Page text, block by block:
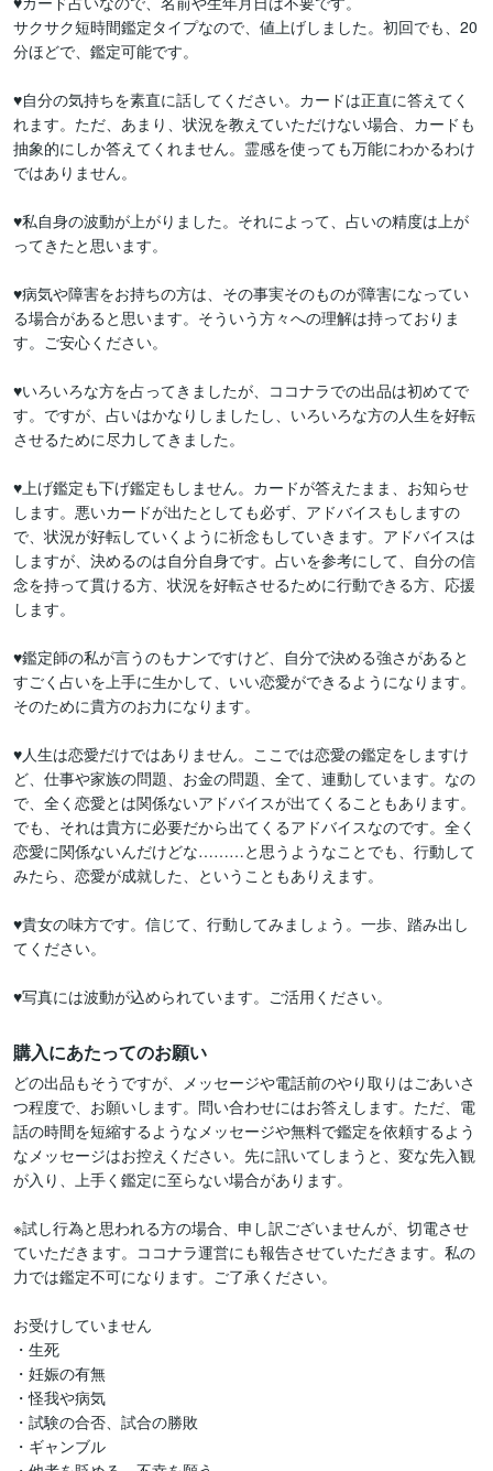
サクサク短時間鑑定タイプなので、値上げしました。初回でも、20
分ほどで、鑑定可能です。
♥自分の気持ちを素直に話してください。カードは正直に答えてく
れます。ただ、あまり、状況を教えていただけない場合、カードも
抽象的にしか答えてくれません。霊感を使っても万能にわかるわけ
ではありません。
♥私自身の波動が上がりました。それによって、占いの精度は上が
ってきたと思います。
♥病気や障害をお持ちの方は、その事実そのものが障害になってい
る場合があると思います。そういう方々への理解は持っておりま
す。ご安心ください。
♥いろいろな方を占ってきましたが、ココナラでの出品は初めてで
す。ですが、占いはかなりしましたし、いろいろな方の人生を好転
させるために尽力してきました。
♥上げ鑑定も下げ鑑定もしません。カードが答えたまま、お知らせ
します。悪いカードが出たとしても必ず、アドバイスもしますの
で、状況が好転していくように祈念もしていきます。アドバイスは
しますが、決めるのは自分自身です。占いを参考にして、自分の信
念を持って貫ける方、状況を好転させるために行動できる方、応援
します。
♥鑑定師の私が言うのもナンですけど、自分で決める強さがあると
すごく占いを上手に生かして、いい恋愛ができるようになります。
そのために貴方のお力になります。
♥人生は恋愛だけではありません。ここでは恋愛の鑑定をしますけ
ど、仕事や家族の問題、お金の問題、全て、連動しています。なの
で、全く恋愛とは関係ないアドバイスが出てくることもあります。
でも、それは貴方に必要だから出てくるアドバイスなのです。全く
恋愛に関係ないんだけどな………と思うようなことでも、行動して
みたら、恋愛が成就した、ということもありえます。
♥貴女の味方です。信じて、行動してみましょう。一歩、踏み出し
てください。
購入にあたってのお願い
どの出品もそうですが、メッセージや電話前のやり取りはごあいさ
つ程度で、お願いします。問い合わせにはお答えします。ただ、電
話の時間を短縮するようなメッセージや無料で鑑定を依頼するよう
なメッセージはお控えください。先に訊いてしまうと、変な先入観
が入り、上手く鑑定に至らない場合があります。
※試し行為と思われる方の場合、申し訳ございませんが、切電させ
ていただきます。ココナラ運営にも報告させていただきます。私の
力では鑑定不可になります。ご了承ください。
お受けしていません
・生死
・妊娠の有無
・怪我や病気
・試験の合否、試合の勝敗
・ギャンブル